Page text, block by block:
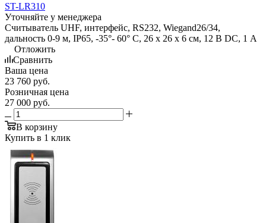
ST-LR310
Уточняйте у менеджера
Считыватель UHF, интерфейс, RS232, Wiegand26/34,
дальность 0-9 м, IP65, -35°- 60° С, 26 х 26 х 6 см, 12 В DC, 1 А
Отложить
Сравнить
Ваша цена
23 760 руб.
Розничная цена
27 000 руб.
В корзину
Купить в 1 клик